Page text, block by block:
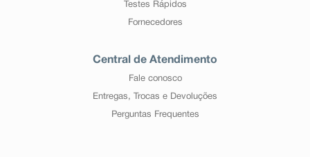
Testes Rápidos
Fornecedores
Central de Atendimento
Fale conosco
Entregas, Trocas e Devoluções
Perguntas Frequentes